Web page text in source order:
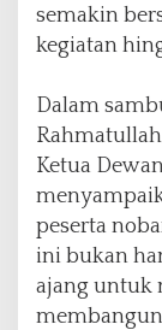
semakin
kegiatan
Dalam
Ketua
peserta
ini bukan
ajang untuk